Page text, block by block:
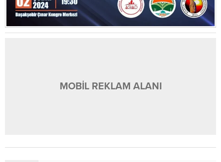
MOBİL REKLAM ALANI